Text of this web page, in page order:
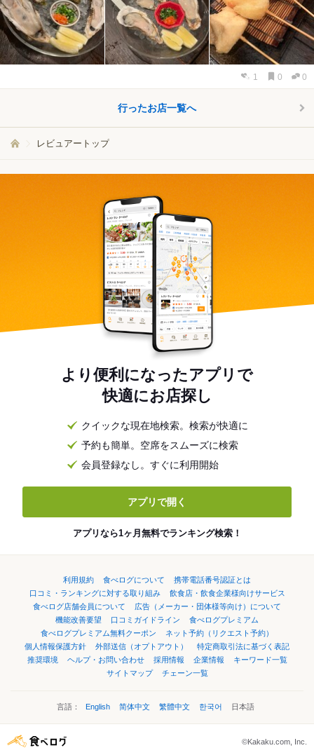
1 0 0
行ったお店一覧へ
レビュアートップ
より便利になったアプリで
快適にお店探し
クイックな現在地検索。検索が快適に
予約も簡単。空席をスムーズに検索
会員登録なし。すぐに利用開始
アプリで開く
アプリなら1ヶ月無料でランキング検索！
利用規約 食べログについて
携帯電話番号認証とは
口コミ・ランキングに対する取り組み
飲食店・飲食企業様向けサービス
食べログ店舗会員について
広告（メーカー・団体様等向け）について
機能改善要望
口コミガイドライン
食べログプレミアム
食べログプレミアム無料クーポン
ネット予約（リクエスト予約）
個人情報保護方針
外部送信（オプトアウト）
特定商取引法に基づく表記
推奨環境
ヘルプ・お問い合わせ 採用情報 企業情報
キーワード一覧
サイトマップ
チェーン一覧
言語： English 简体中文 繁體中文 한국어 日本語
©Kakaku.com, Inc.